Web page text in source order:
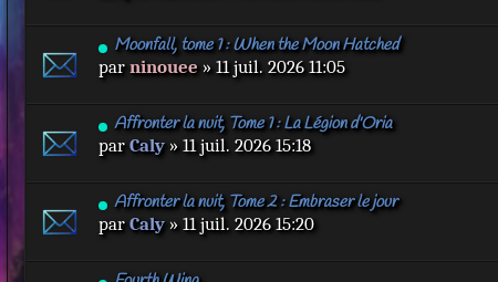
Moonfall, tome 1 : When the Moon Hatched
par ninouee » 11 juil. 2026 11:05
Affronter la nuit, Tome 1 : La Légion d'Oria
parCaly» 11 juil. 2026 15:18
Affronter la nuit, Tome 2 : Embraser le jour
parCaly» 11 juil. 2026 15:20